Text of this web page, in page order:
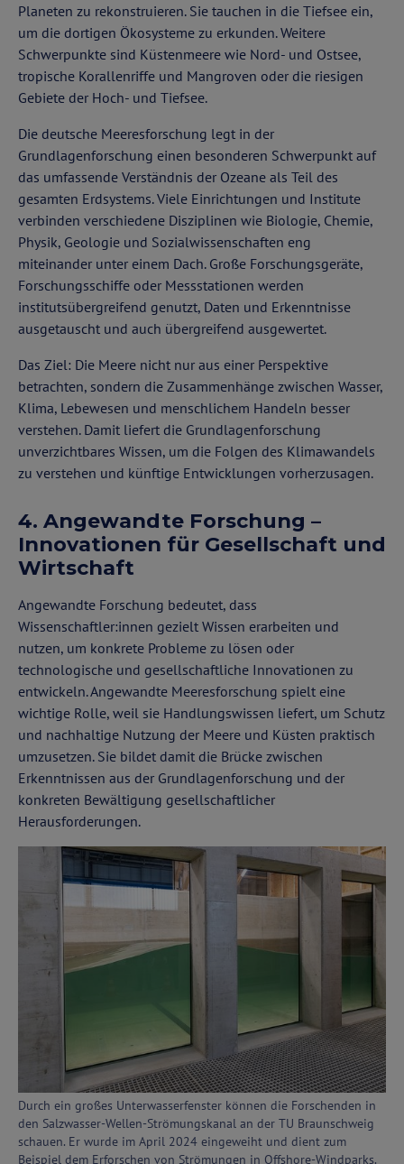
Planeten zu rekonstruieren. Sie tauchen in die Tiefsee ein,
um die dortigen Ökosysteme zu erkunden. Weitere
Schwerpunkte sind Küstenmeere wie Nord- und Ostsee,
tropische Korallenriffe und Mangroven oder die riesigen
Gebiete der Hoch- und Tiefsee.
Die deutsche Meeresforschung legt in der
Grundlagenforschung einen besonderen Schwerpunkt auf
das umfassende Verständnis der Ozeane als Teil des
gesamten Erdsystems. Viele Einrichtungen und Institute
verbinden verschiedene Disziplinen wie Biologie, Chemie,
Physik, Geologie und Sozialwissenschaften eng
miteinander unter einem Dach. Große Forschungsgeräte,
Forschungsschiffe oder Messstationen werden
institutsübergreifend genutzt, Daten und Erkenntnisse
ausgetauscht und auch übergreifend ausgewertet.
Das Ziel: Die Meere nicht nur aus einer Perspektive
betrachten, sondern die Zusammenhänge zwischen Wasser,
Klima, Lebewesen und menschlichem Handeln besser
verstehen. Damit liefert die Grundlagenforschung
unverzichtbares Wissen, um die Folgen des Klimawandels
zu verstehen und künftige Entwicklungen vorherzusagen.
4. Angewandte Forschung –
Innovationen für Gesellschaft und
Wirtschaft
Angewandte Forschung bedeutet, dass
Wissenschaftler:innen gezielt Wissen erarbeiten und
nutzen, um konkrete Probleme zu lösen oder
technologische und gesellschaftliche Innovationen zu
entwickeln. Angewandte Meeresforschung spielt eine
wichtige Rolle, weil sie Handlungswissen liefert, um Schutz
und nachhaltige Nutzung der Meere und Küsten praktisch
umzusetzen. Sie bildet damit die Brücke zwischen
Erkenntnissen aus der Grundlagenforschung und der
konkreten Bewältigung gesellschaftlicher
Herausforderungen.
Durch ein großes Unterwasserfenster können die Forschenden in
den Salzwasser-Wellen-Strömungskanal an der TU Braunschweig
schauen. Er wurde im April 2024 eingeweiht und dient zum
Beispiel dem Erforschen von Strömungen in Offshore-Windparks.